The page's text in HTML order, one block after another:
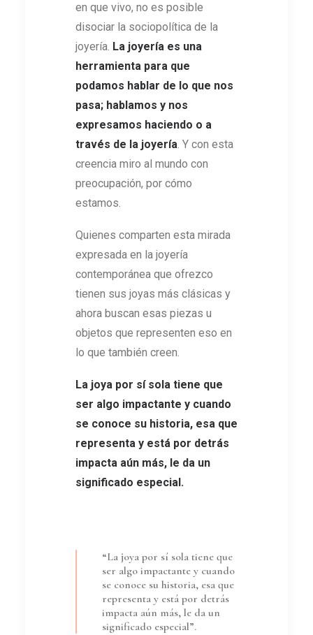
en que vivo, no es posible
disociar la sociopolítica de la
joyería. La joyería es una
herramienta para que
podamos hablar de lo que nos
pasa; hablamos y nos
expresamos haciendo o a
través de la joyería. Y con esta
creencia miro al mundo con
preocupación, por cómo
estamos.
Quienes comparten esta mirada
expresada en la joyería
contemporánea que ofrezco
tienen sus joyas más clásicas y
ahora buscan esas piezas u
objetos que representen eso en
lo que también creen.
La joya por sí sola tiene que
ser algo impactante y cuando
se conoce su historia, esa que
representa y está por detrás
impacta aún más, le da un
significado especial .
“La joya por sí sola tiene que
ser algo impactante y cuando
se conoce su historia, esa que
representa y está por detrás
impacta aún más, le da un
significado especial”.